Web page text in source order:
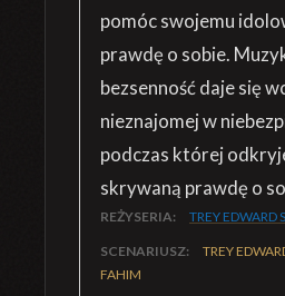
pomóc swojemu
prawdę o sobie.
bezsenność daje się
nieznajomej w
podczas której
skrywaną prawdę o
REŻYSERIA: TREY EDWARD
SCENARIUSZ:
TREY
FAHIM